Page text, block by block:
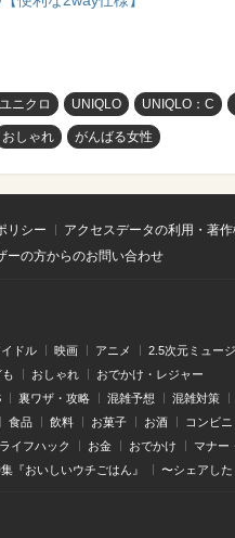
ニクロ UNIQLO UNIQLO：C
おしゃれ がんばる女性
リシー アクセスデータの利用・著
ーの方からのお問い合わせ
イドル 映画 アニメ 2.5次元ミュー
おしゃれ おでかけ・レジャー
裏ワザ・攻略 混雑予想 混雑対策
食品 飲料 お菓子 お酒 コンビニ
イフハック お金 おでかけ マナー
『おいしいウチごはん』 〜シェアし